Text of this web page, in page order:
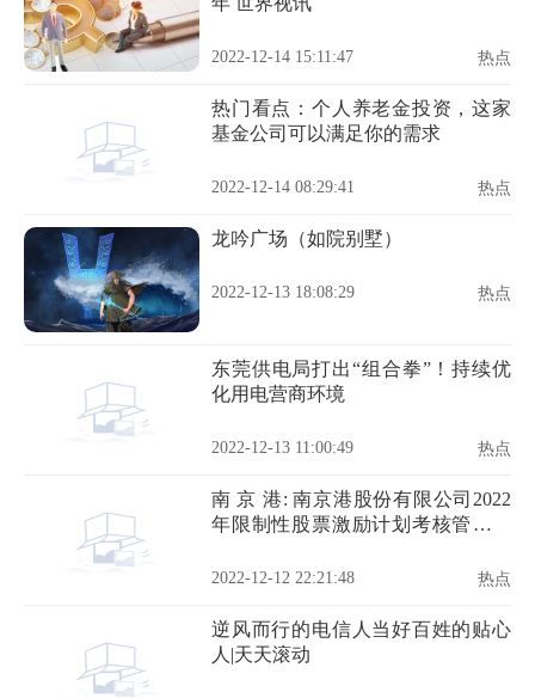
2022-12-14 15:11:47 热点
热门看点：个人养老金投资，这家
基金公司可以满足你的需求
2022-12-14 08:29:41 热点
龙吟广场（如院别墅）
2022-12-13 18:08:29 热点
东莞供电局打出“组合拳”！持续优
化用电营商环境
2022-12-13 11:00:49 热点
南 京 港: 南京港股份有限公司2022
年限制性股票激励计划考核管理办
2022-12-12 22:21:48 热点
逆风而行的电信人当好百姓的贴心
人|天天滚动